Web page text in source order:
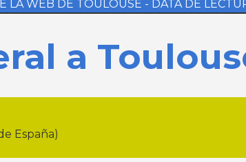
LA WEB DE TOULOUSE - DATA DE
a
España)